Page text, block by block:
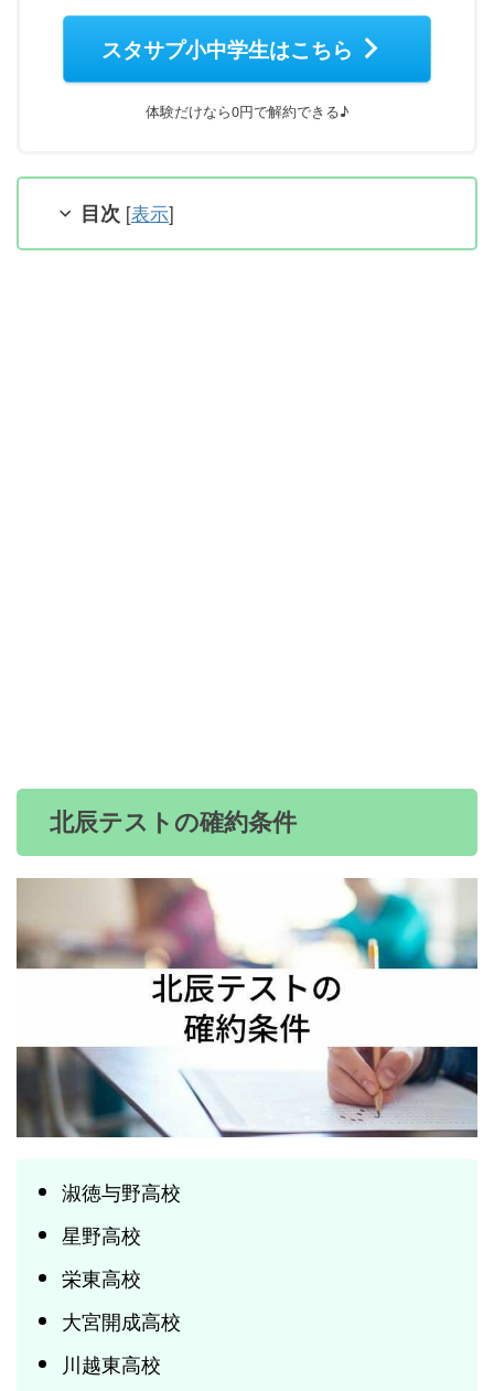
スタサプ小中学生はこちら
体験だけなら0円で解約できる♪
目次 [表示]
北辰テストの確約条件
淑徳与野高校
星野高校
栄東高校
大宮開成高校
川越東高校